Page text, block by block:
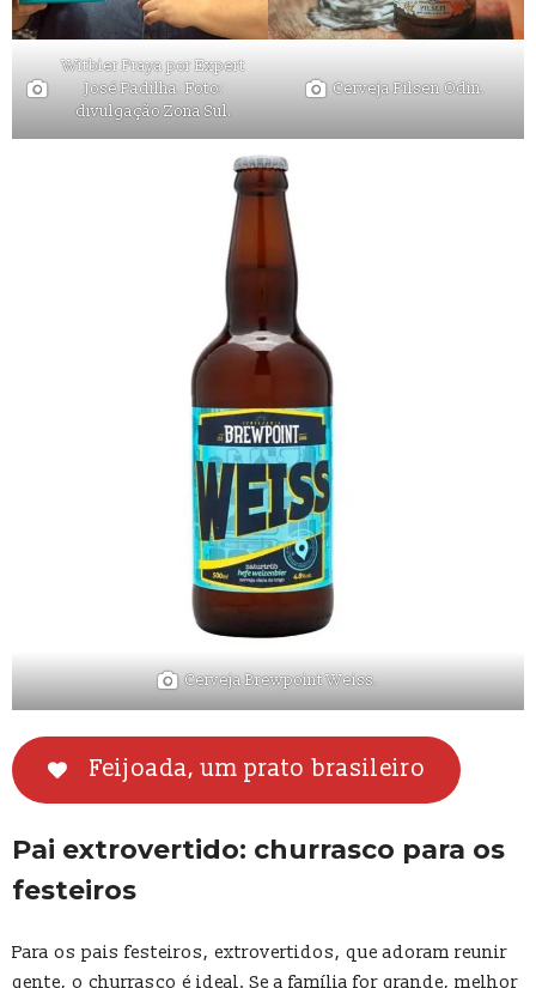
Witbier Praya por Expert
José Padilha. Foto:
divulgação Zona Sul.
Cerveja Pilsen Odin.
Cerveja Brewpoint Weiss.
Feijoada, um prato brasileiro
Pai extrovertido: churrasco para os
festeiros
Para os pais festeiros, extrovertidos, que adoram reunir
gente, o churrasco é ideal. Se a família for grande, melhor